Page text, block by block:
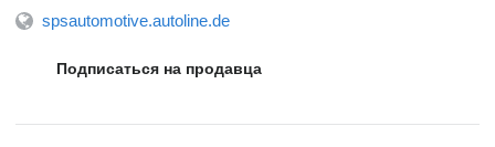
spsautomotive.autoline.de
Подписаться на продавца